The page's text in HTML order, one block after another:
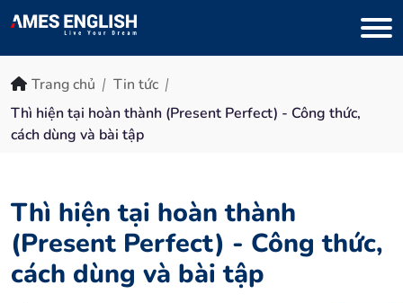
Trang chủ
Tin tức
Thì hiện tại hoàn thành (Present Perfect) - Công thức,
cách dùng và bài tập
Thì hiện tại hoàn thành
(Present Perfect) - Công thức,
cách dùng và bài tập